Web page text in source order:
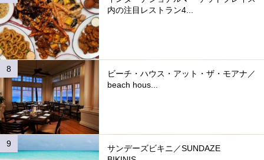
内の注目レストラン4...
ビーチ・ハウス・アット・ザ・モアナ／
beach hous...
サンデーズビキニ／SUNDAZE